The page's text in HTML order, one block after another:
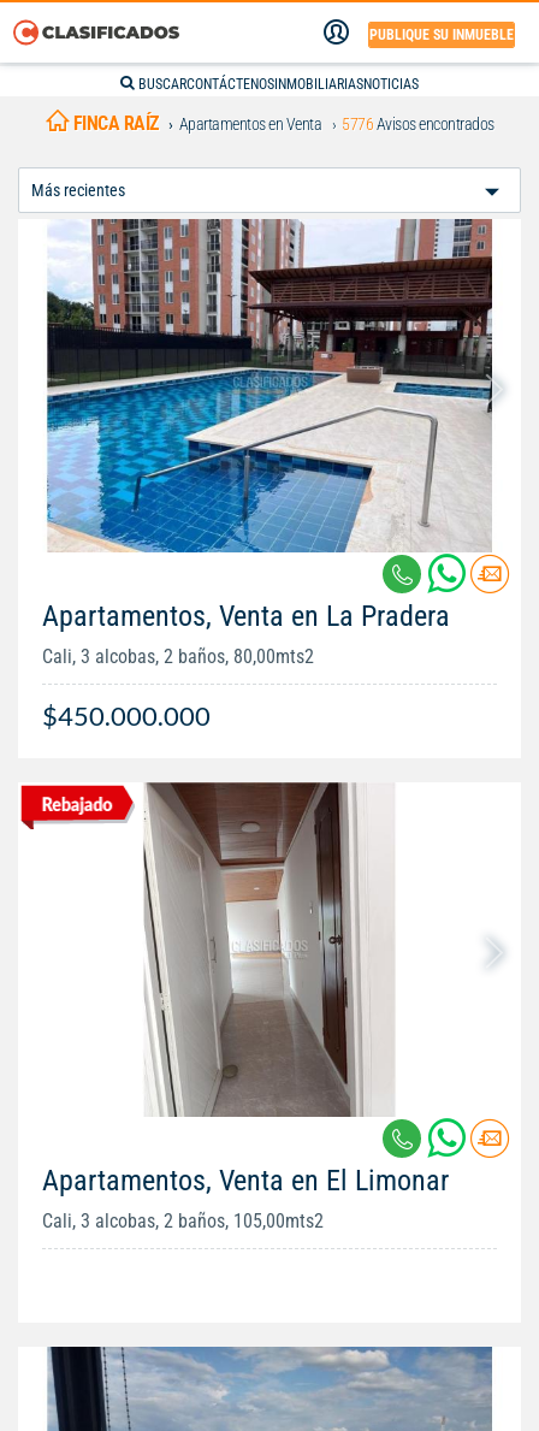
PUBLIQUE SU INMUEBLE
BUSCARCONTÁCTENOS INMOBILIARIASNOTICIAS
FINCA RAÍZ Apartamentos en Venta 5776Avisos encontrados
Apartamentos, Venta en La Pradera
Cali, 3 alcobas, 2 baños, 80,00mts2
$450.000.000
Apartamentos, Venta en El Limonar
Cali, 3 alcobas, 2 baños, 105,00mts2